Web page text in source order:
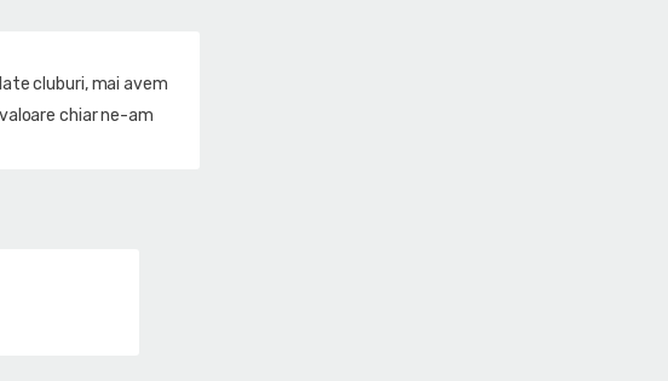
cluburi, mai avem
chiar ne-am